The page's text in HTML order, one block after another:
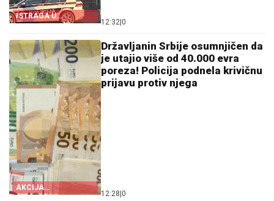
ISTRAGA U
LAKTAŠIMA
12:32 0
AKCIJA
CRNOGORSKE
Državljanin Srbije osumnjičen da
je utajio više od 40.000 evra
poreza! Policija podnela krivičnu
prijavu protiv njega
12:28 0